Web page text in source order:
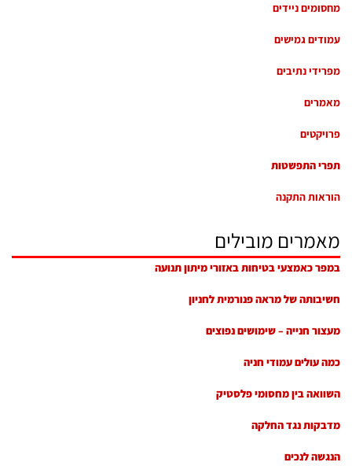
מחסומים ניידים
עמודים גמישים
מפרידי נתיבים
מאמרים
פרויקטים
תפרי התפשטות
הוראות התקנה
מאמרים מובילים
במפר כאמצעי בטיחות באזורי מיתון תנועה
חשיבותה של מראה פנורמית לחניון
מעצור חנייה – שימושים נפוצים
כמה עולים עמודי חניה
השוואה בין מחסומי פלסטיק
מדבקות נגד החלקה
הנגשה לנכים